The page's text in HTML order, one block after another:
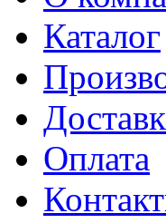
Каталог
Оплата